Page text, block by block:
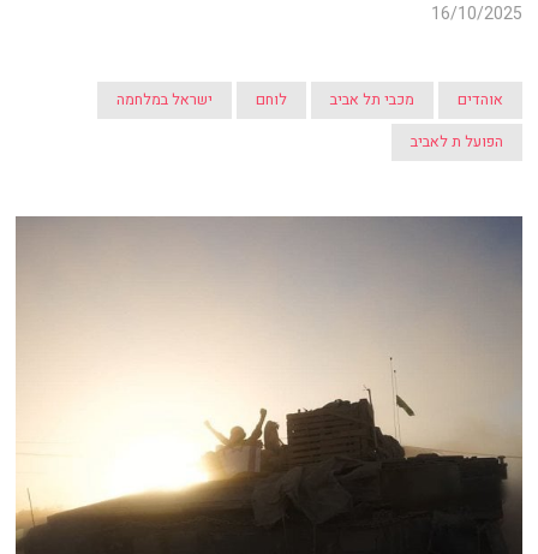
16/10/2025
אוהדים מכבי תל אביב לוחם
ישראל במלחמה
הפועל ת לאביב